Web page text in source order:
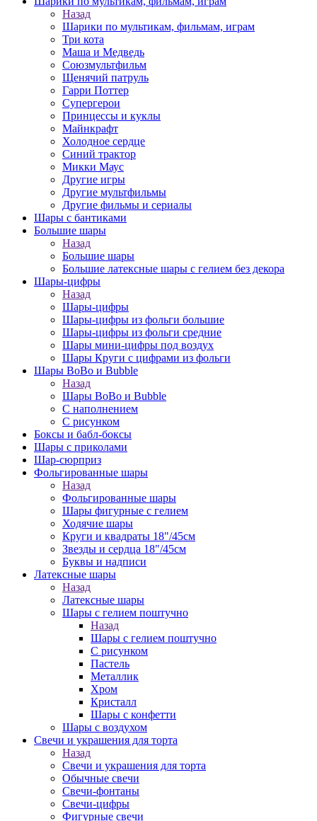
Назад
Шарики по мультикам, фильмам, играм
Три кота
Маша и Медведь
Союзмультфильм
Щенячий патруль
Гарри Поттер
Супергерои
Принцессы и куклы
Майнкрафт
Холодное сердце
Синий трактор
Микки Маус
Другие игры
Другие мультфильмы
Другие фильмы и сериалы
Шары с бантиками
Большие шары
Назад
Большие шары
Большие латексные шары с гелием без декора
Шары-цифры
Назад
Шары-цифры
Шары-цифры из фольги большие
Шары-цифры из фольги средние
Шары мини-цифры под воздух
Шары Круги с цифрами из фольги
Шары BoBo и Bubble
Назад
Шары BoBo и Bubble
С наполнением
С рисунком
Боксы и бабл-боксы
Шары с приколами
Шар-сюрприз
Фольгированные шары
Назад
Фольгированные шары
Шары фигурные с гелием
Ходячие шары
Круги и квадраты 18"/45см
Звезды и сердца 18"/45см
Буквы и надписи
Латексные шары
Назад
Латексные шары
Шары с гелием поштучно
Назад
Шары с гелием поштучно
С рисунком
Пастель
Металлик
Хром
Кристалл
Шары с конфетти
Шары с воздухом
Свечи и украшения для торта
Назад
Свечи и украшения для торта
Обычные свечи
Свечи-фонтаны
Свечи-цифры
Фигурные свечи